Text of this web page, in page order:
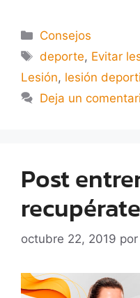
Consejos
deporte, Evitar
Lesión, lesión
Deja un
Post
octubre 22, 2019 por